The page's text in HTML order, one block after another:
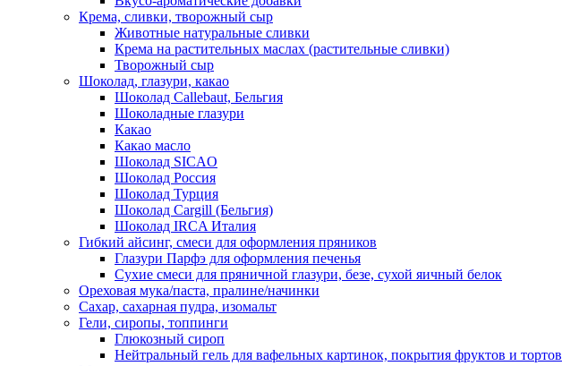
Крема, сливки, творожный сыр
Животные натуральные сливки
Крема на растительных маслах (растительные сливки)
Творожный сыр
Шоколад, глазури, какао
Шоколад Callebaut, Бельгия
Шоколадные глазури
Какао
Какао масло
Шоколад SICAO
Шоколад Россия
Шоколад Турция
Шоколад Cargill (Бельгия)
Шоколад IRCA Италия
Гибкий айсинг, смеси для оформления пряников
Глазури Парфэ для оформления печенья
Сухие смеси для пряничной глазури, безе, сухой яичный белок
Ореховая мука/паста, пралине/начинки
Сахар, сахарная пудра, изомальт
Гели, сиропы, топпинги
Глюкозный сироп
Нейтральный гель для вафельных картинок, покрытия фруктов и тортов